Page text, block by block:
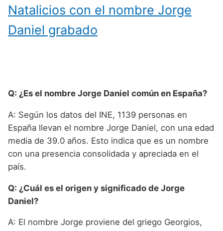
Natalicios con el nombre Jorge
Daniel grabado
Q: ¿Es el nombre Jorge Daniel común en España?
A: Según los datos del INE, 1139 personas en
España llevan el nombre Jorge Daniel, con una edad
media de 39.0 años. Esto indica que es un nombre
con una presencia consolidada y apreciada en el
país.
Q: ¿Cuál es el origen y significado de Jorge
Daniel?
A: El nombre Jorge proviene del griego Georgios,